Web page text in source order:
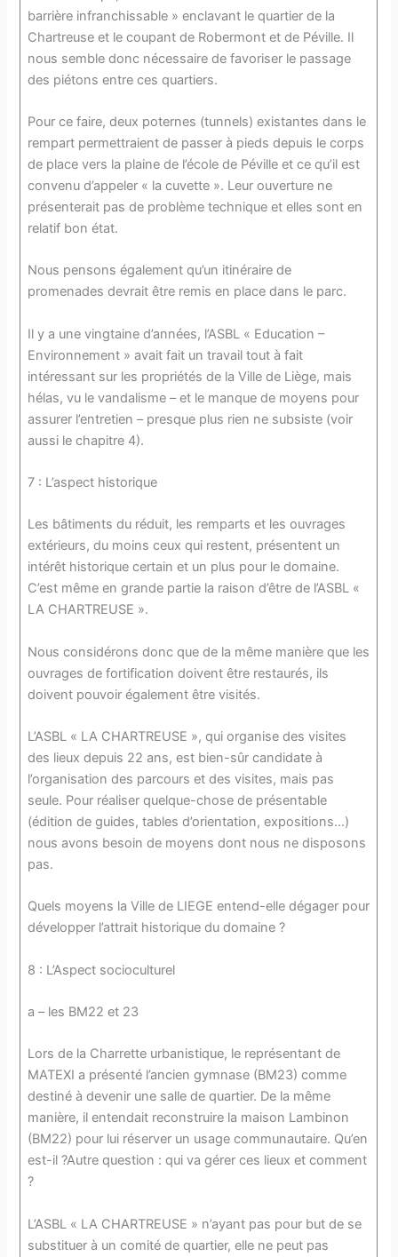
barrière infranchissable » enclavant le quartier de la
Chartreuse et le coupant de Robermont et de Péville. Il
nous semble donc nécessaire de favoriser le passage
des piétons entre ces quartiers.
Pour ce faire, deux poternes (tunnels) existantes dans le
rempart permettraient de passer à pieds depuis le corps
de place vers la plaine de l’école de Péville et ce qu’il est
convenu d’appeler « la cuvette ». Leur ouverture ne
présenterait pas de problème technique et elles sont en
relatif bon état.
Nous pensons également qu’un itinéraire de
promenades devrait être remis en place dans le parc.
Il y a une vingtaine d’années, l’ASBL « Education –
Environnement » avait fait un travail tout à fait
intéressant sur les propriétés de la Ville de Liège, mais
hélas, vu le vandalisme – et le manque de moyens pour
assurer l’entretien – presque plus rien ne subsiste (voir
aussi le chapitre 4).
7 : L’aspect historique
Les bâtiments du réduit, les remparts et les ouvrages
extérieurs, du moins ceux qui restent, présentent un
intérêt historique certain et un plus pour le domaine.
C’est même en grande partie la raison d’être de l’ASBL «
LA CHARTREUSE ».
Nous considérons donc que de la même manière que les
ouvrages de fortification doivent être restaurés, ils
doivent pouvoir également être visités.
L’ASBL « LA CHARTREUSE », qui organise des visites
des lieux depuis 22 ans, est bien-sûr candidate à
l’organisation des parcours et des visites, mais pas
seule. Pour réaliser quelque-chose de présentable
(édition de guides, tables d’orientation, expositions…)
nous avons besoin de moyens dont nous ne disposons
pas.
Quels moyens la Ville de LIEGE entend-elle dégager pour
développer l’attrait historique du domaine ?
8 : L’Aspect socioculturel
a – les BM22 et 23
Lors de la Charrette urbanistique, le représentant de
MATEXI a présenté l’ancien gymnase (BM23) comme
destiné à devenir une salle de quartier. De la même
manière, il entendait reconstruire la maison Lambinon
(BM22) pour lui réserver un usage communautaire. Qu’en
est-il ?Autre question : qui va gérer ces lieux et comment
?
L’ASBL « LA CHARTREUSE » n’ayant pas pour but de se
substituer à un comité de quartier, elle ne peut pas